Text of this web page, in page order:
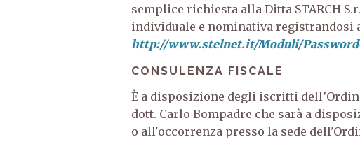
semplice richiesta alla Ditta STARCH
individuale e nominativa registrandosi
http://www.stelnet.it/Moduli/
CONSULENZA FISCALE
È a disposizione degli iscritti
dott. Carlo Bompadre che sarà a
o all'occorrenza presso la sede